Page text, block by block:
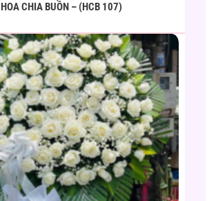
HOA CHIA BUỒN – (HCB 107)